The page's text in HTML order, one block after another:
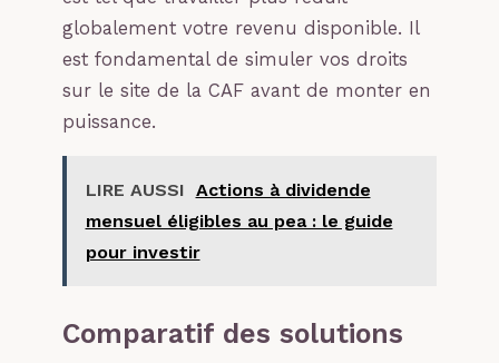
globalement votre revenu disponible. Il
est fondamental de simuler vos droits
sur le site de la CAF avant de monter en
puissance.
LIRE AUSSI Actions à dividende
mensuel éligibles au pea : le guide
pour investir
Comparatif des solutions